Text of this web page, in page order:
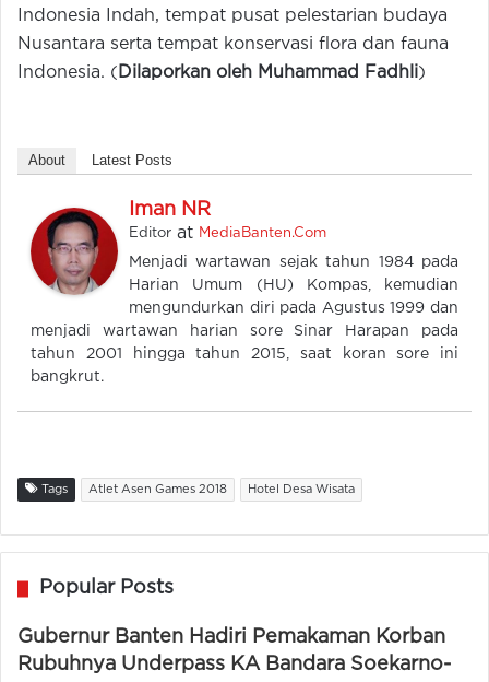
Indonesia Indah, tempat pusat pelestarian budaya
Nusantara serta tempat konservasi flora dan fauna
Indonesia. ( Dilaporkan oleh Muhammad Fadhli)
About Latest Posts
Iman NR
Editor at MediaBanten.Com
Menjadi wartawan sejak tahun 1984 pada
Harian Umum (HU) Kompas, kemudian
mengundurkan diri pada Agustus 1999 dan
menjadi wartawan harian sore Sinar Harapan pada
tahun 2001 hingga tahun 2015, saat koran sore ini
bangkrut.
Tags Atlet Asen Games 2018 Hotel Desa Wisata
Popular Posts
Gubernur Banten Hadiri Pemakaman Korban
Rubuhnya Underpass KA Bandara Soekarno-